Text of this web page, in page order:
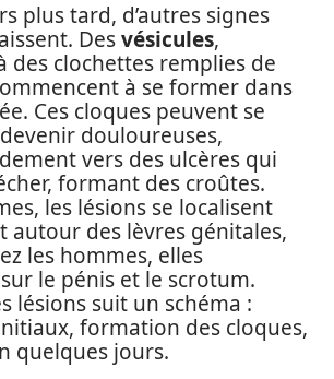
plus tard, d’autres signes
Desvésicules,
des clochettes remplies de
à se former dans
Ces cloques peuvent se
douloureuses,
vers des ulcères qui
formant des croûtes.
les lésions se localisent
autour des lèvres génitales,
les hommes, elles
le pénis et le scrotum.
lésions suit un schéma :
formation des cloques,
quelques jours.